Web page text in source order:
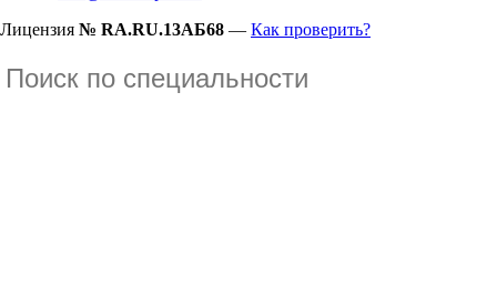
Лицензия № RA.RU.13АБ68 — Как проверить?